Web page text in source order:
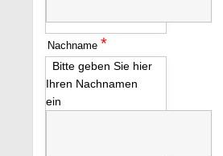
Nachname *
Bitte geben Sie hier
Ihren Nachnamen
ein